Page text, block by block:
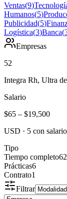
Ventas(9)
Humanos(5)
Publicidad(5)
Logística(3)Banca(
Empresas
52
Integra Rh, Ultra
Salario
$65 – $19,500
USD · 5 con salario
Tipo
Tiempo completo62
Prácticas6
Contrato1
Filtrar